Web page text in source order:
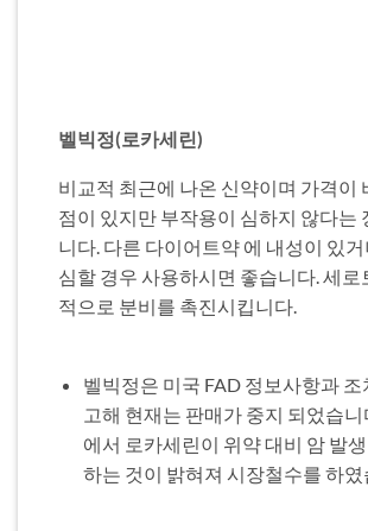
벨빅정(로카세린)
비교적 최근에 나온 신약이며 가격이
점이 있지만 부작용이 심하지 않다는
니다. 다른 다이어트약 에 내성이 있
심할 경우 사용하시면 좋습니다. 세로
적으로 분비를 촉진시킵니다.
벨빅정은 미국 FAD 정보사항과
고해 현재는 판매가 중지 되었습니
에서 로카세린이 위약 대비 암 발
하는 것이 밝혀져 시장철수를 하였